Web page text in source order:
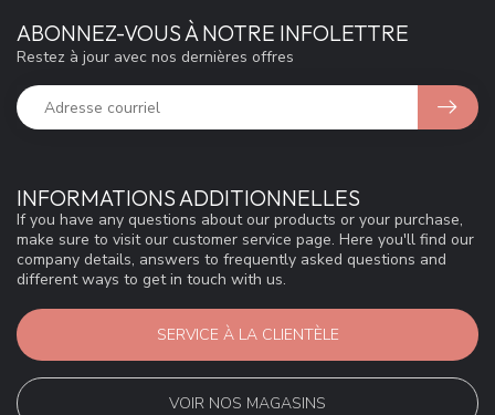
INFORMATIONS ADDITIONNELLES
If you have any questions about our products or your purchase,
make sure to visit our customer service page. Here you'll find our
company details, answers to frequently asked questions and
different ways to get in touch with us.
SERVICE À LA CLIENTÈLE
VOIR NOS MAGASINS
ABONNEZ-VOUS À NOTRE INFOLETTRE
Restez à jour avec nos dernières offres